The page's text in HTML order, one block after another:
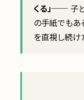
くる」── 子ど
の手紙でもあ
を直視し続け